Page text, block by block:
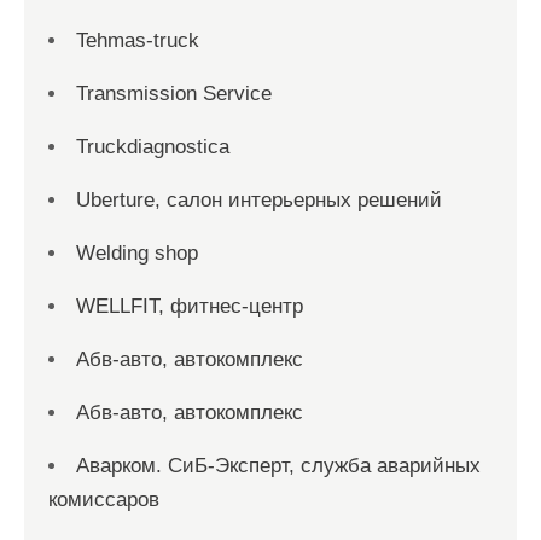
Tehmas-truck
Transmission Service
Truckdiagnostica
Uberture, салон интерьерных решений
Welding shop
WELLFIT, фитнес-центр
Абв-авто, автокомплекс
Абв-авто, автокомплекс
Аварком. СиБ-Эксперт, служба аварийных
комиссаров